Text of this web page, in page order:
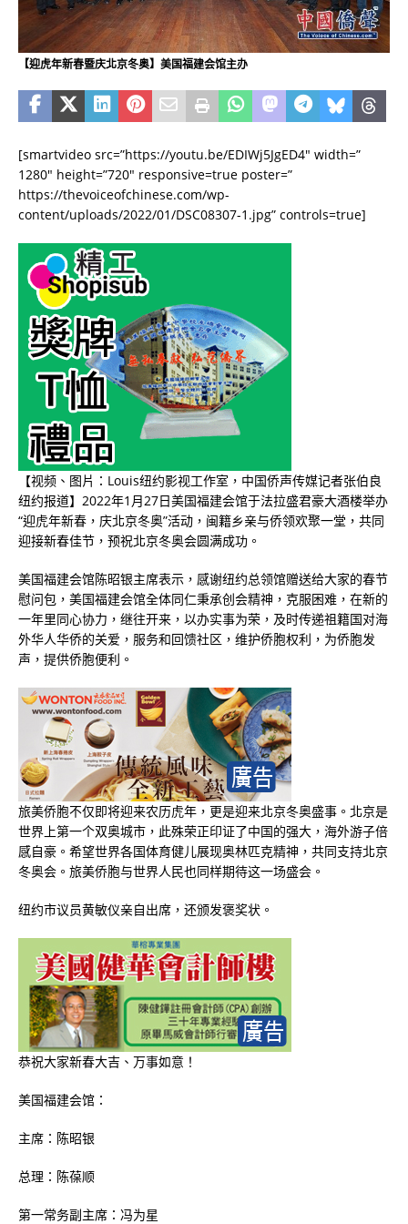
【迎虎年新春暨庆北京冬奥】美国福建会馆主办
[smartvideo src=”https://youtu.be/EDIWj5JgED4″ width=”
1280″ height=”720″ responsive=true poster=”
https://thevoiceofchinese.com/wp-
content/uploads/2022/01/DSC08307-1.jpg” controls=true]
【视频、图片：Louis纽约影视工作室，中国侨声传媒记者张伯良
纽约报道】2022年1月27日美国福建会馆于法拉盛君豪大酒楼举办
“迎虎年新春，庆北京冬奥”活动，闽籍乡亲与侨领欢聚一堂，共同
迎接新春佳节，预祝北京冬奥会圆满成功。
美国福建会馆陈昭银主席表示，感谢纽约总领馆赠送给大家的春节
慰问包，美国福建会馆全体同仁秉承创会精神，克服困难，在新的
一年里同心协力，继往开来，以办实事为荣，及时传递祖籍国对海
外华人华侨的关爱，服务和回馈社区，维护侨胞权利，为侨胞发
声，提供侨胞便利。
旅美侨胞不仅即将迎来农历虎年，更是迎来北京冬奥盛事。北京是
世界上第一个双奥城市，此殊荣正印证了中国的强大，海外游子倍
感自豪。希望世界各国体育健儿展现奥林匹克精神，共同支持北京
冬奥会。旅美侨胞与世界人民也同样期待这一场盛会。
纽约市议员黄敏仪亲自出席，还颁发褒奖状。
恭祝大家新春大吉、万事如意！
美国福建会馆：
主席：陈昭银
总理：陈葆顺
第一常务副主席：冯为星